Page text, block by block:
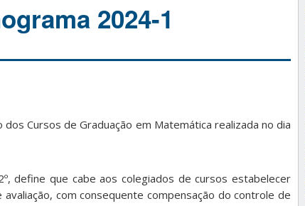
2024-1
Cursos de Graduação em Matemática realizada no dia
define que cabe aos colegiados de cursos estabelecer
com consequente compensação do controle de